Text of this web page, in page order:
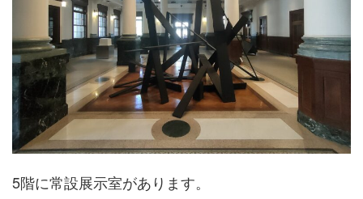
5階に常設展示室があります。